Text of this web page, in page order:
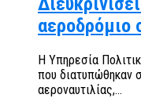
αεροδρόμιο
Η Υπηρεσία
που διατυπώθηκαν
αεροναυτιλίας,...